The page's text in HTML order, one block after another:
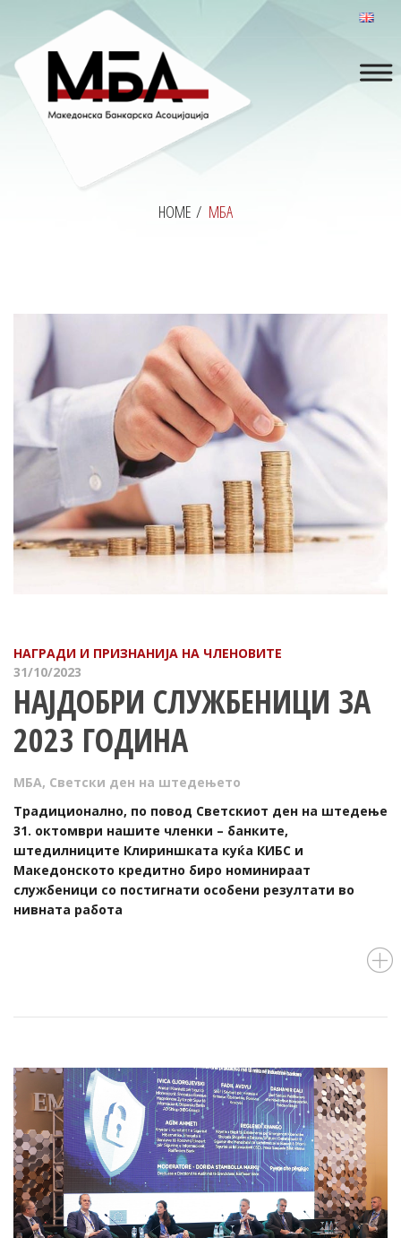
HOME / МБА
НАГРАДИ И ПРИЗНАНИЈА НА ЧЛЕНОВИТЕ
31/10/2023
НАЈДОБРИ СЛУЖБЕНИЦИ ЗА
2023 ГОДИНА
МБА, Светски ден на штедењето
Традиционално, по повод Светскиот ден на штедење
31. октомври нашите членки – банките,
штедилниците Клириншката куќа КИБС и
Македонското кредитно биро номинираат
службеници со постигнати особени резултати во
нивната работа